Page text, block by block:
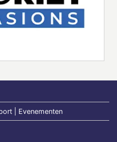
| Evenementen